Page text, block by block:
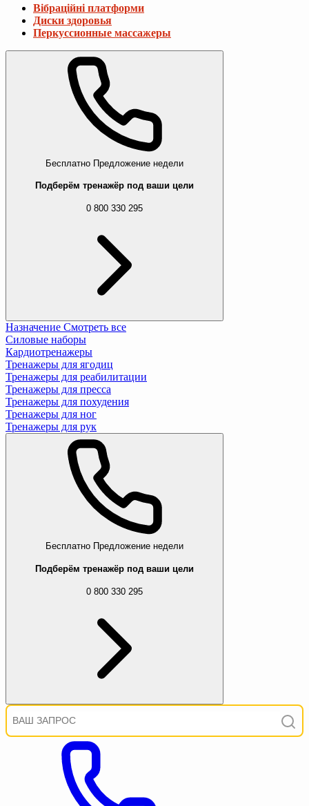
Вібраційні платформи
Диски здоровья
Перкуссионные массажеры
Бесплатно Предложение недели
Подберём тренажёр под ваши цели
0 800 330 295
Назначение Смотреть все
Силовые наборы
Кардиотренажеры
Тренажеры для ягодиц
Тренажеры для реабилитации
Тренажеры для пресса
Тренажеры для похудения
Тренажеры для ног
Тренажеры для рук
Бесплатно Предложение недели
Подберём тренажёр под ваши цели
0 800 330 295